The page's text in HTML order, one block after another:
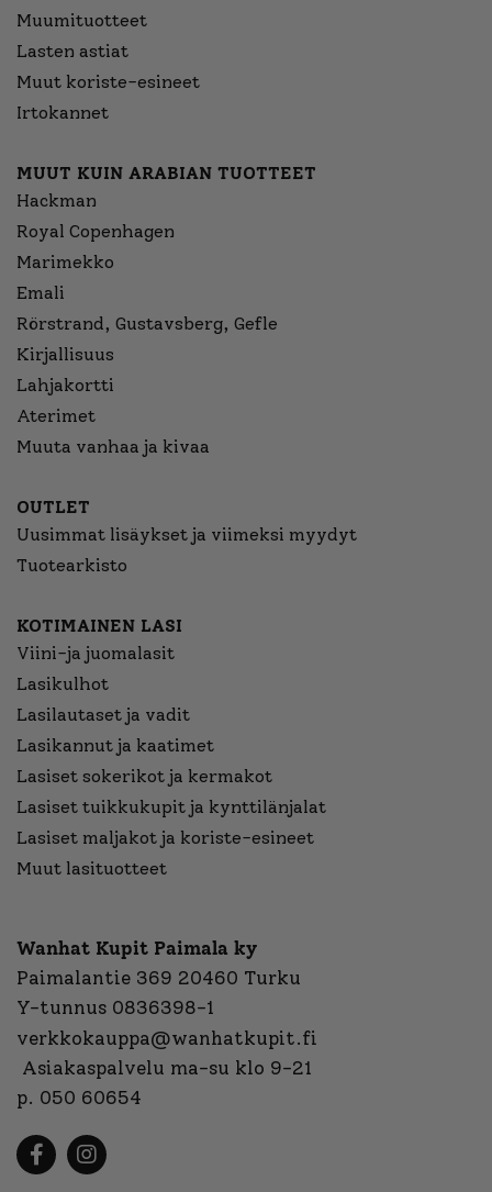
Muumituotteet
Lasten astiat
Muut koriste-esineet
Irtokannet
MUUT KUIN ARABIAN TUOTTEET
Hackman
Royal Copenhagen
Marimekko
Emali
Rörstrand, Gustavsberg, Gefle
Kirjallisuus
Lahjakortti
Aterimet
Muuta vanhaa ja kivaa
OUTLET
Uusimmat lisäykset ja viimeksi myydyt
Tuotearkisto
KOTIMAINEN LASI
Viini-ja juomalasit
Lasikulhot
Lasilautaset ja vadit
Lasikannut ja kaatimet
Lasiset sokerikot ja kermakot
Lasiset tuikkukupit ja kynttilänjalat
Lasiset maljakot ja koriste-esineet
Muut lasituotteet
Wanhat Kupit Paimala ky
Paimalantie 369 20460 Turku
Y-tunnus 0836398-1
verkkokauppa@wanhatkupit.fi
Asiakaspalvelu ma-su klo 9-21
p. 050 60654